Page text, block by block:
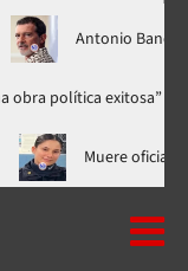
2026
exitosa”
Fujimori